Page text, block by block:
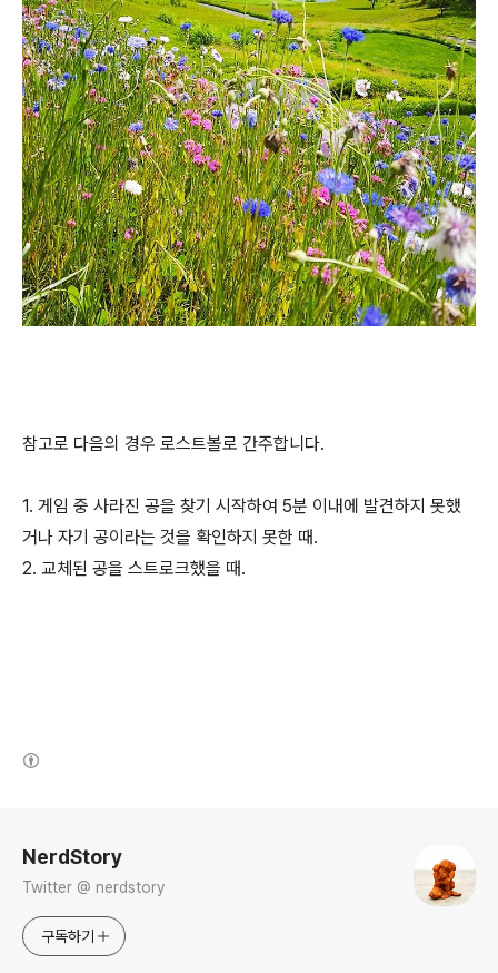
참고로 다음의 경우 로스트볼로 간주합니다.
1. 게임 중 사라진 공을 찾기 시작하여 5분 이내에 발견하지 못했
거나 자기 공이라는 것을 확인하지 못한 때.
2. 교체된 공을 스트로크했을 때.
NerdStory
Twitter @ nerdstory
구독하기